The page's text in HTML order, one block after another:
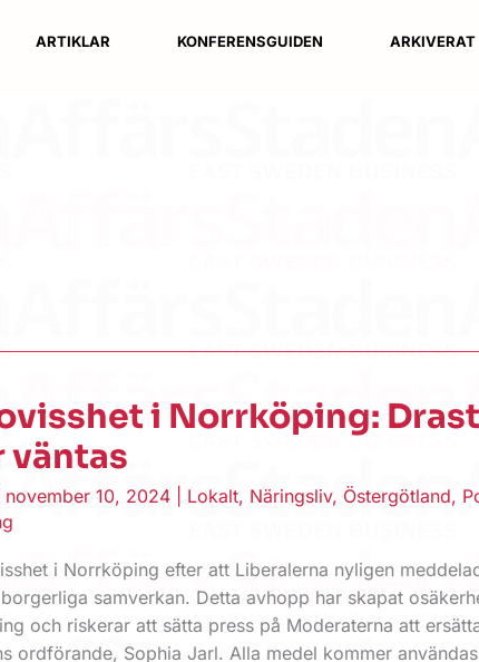
ARTIKLAR KONFERENSGUIDEN ARKIVERAT
i Norrköping:
väntas
november 10, 2024 Lokalt, Näringsliv, Östergötland,
i Norrköping efter att Liberalerna nyligen
samverkan. Detta avhopp har skapat
och riskerar att sätta press på Moderaterna att
ordförande, Sophia Jarl. Alla medel kommer